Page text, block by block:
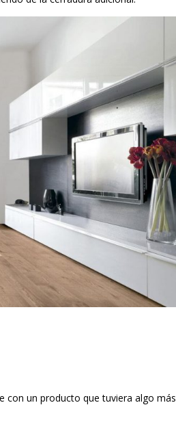
con un producto que tuviera algo más